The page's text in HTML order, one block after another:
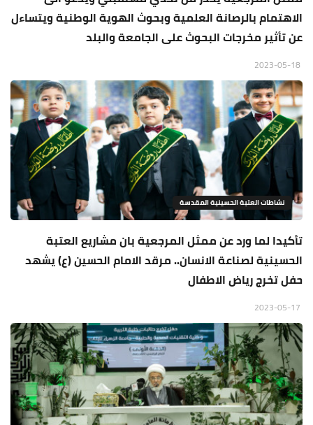
الاهتمام بالرصانة العلمية وبحوث الهوية الوطنية ويتساءل
عن تأثير مخرجات البحوث على الجامعة والبلد
نشاطات العتبة الحسينية المقدسة
تأكيدا لما ورد عن ممثل المرجعية بان مشاريع العتبة
الحسينية لصناعة الانسان.. مرقد الامام الحسين (ع) يشهد
حفل تخرج رياض الاطفال